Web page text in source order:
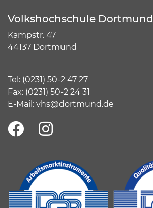
Volkshochschule Dortmund
Kampstr. 47
44137 Dortmund
Tel: (0231) 50-2 47 27
Fax: (0231) 50-2 24 31
E-Mail: vhs@dortmund.de